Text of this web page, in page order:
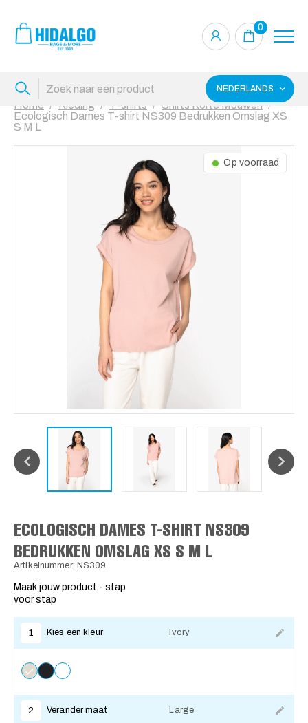
0
NEDERLANDS
Home Kleding T-shirts
Shirts Korte Mouwen
Ecologisch Dames T-shirt NS309 Bedrukken Omslag XS
S M L
Op voorraad
ECOLOGISCH DAMES T-SHIRT NS309
BEDRUKKEN OMSLAG XS S M L
Artikelnummer: NS309
Maak jouw product - stap
voor stap
1 Kies een kleur Ivory
2 Verander maat Large